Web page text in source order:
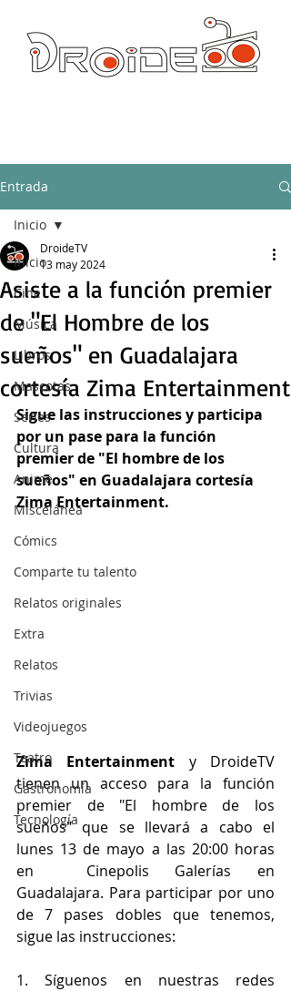
Entrada
Inicio
Cine
Música
Libros
Mascotas
Series
Cultura
Anime
Miscelánea
Cómics
Comparte tu talento
Relatos originales
Extra
Relatos
Trivias
Videojuegos
Teatro
Gastronomía
Tecnología
Inicio
Asiste a la función premier
de "El Hombre de los
sueños" en Guadalajara
cortesía Zima Entertainment
DroideTV
13 may 2024
Sigue las instrucciones y participa
por un pase para la función
premier de "El hombre de los
sueños" en Guadalajara cortesía
Zima Entertainment.
Zima Entertainment y DroideTV
tienen un acceso para la función
premier de "El hombre de los
sueños" que se llevará a cabo el
lunes 13 de mayo a las 20:00 horas
en  Cinepolis Galerías en
Guadalajara. Para participar por uno
de 7 pases dobles que tenemos,
sigue las instrucciones:
1. Síguenos en nuestras redes